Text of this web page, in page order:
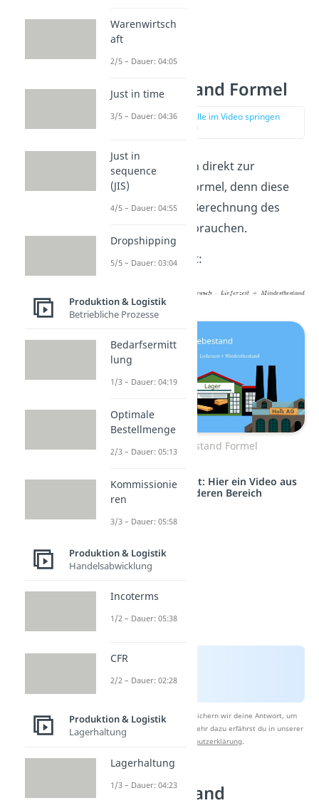
Meldebestand Formel
zur Stelle im Video springen
(00:56)
Kommen wir nun direkt zur
Meldebestand Formel, denn diese
wirst du für die Berechnung des
Meldebestands brauchen.
Die Formel lautet:
Meldebestand Formel
Studyflix vernetzt: Hier ein Video aus
einem anderen Bereich
Nach Beantwortung speichern wir deine Antwort, um
Studyflix zu verbessern. Mehr dazu erfährst du in unserer
Datenschutzerklärung.
Meldebestand
Warenwirtsch
aft
2/5 – Dauer: 04:05
Just in time
3/5 – Dauer: 04:36
Just in
sequence
(JIS)
4/5 – Dauer: 04:55
Dropshipping
5/5 – Dauer: 03:04
Produktion & Logistik
Betriebliche Prozesse
Bedarfsermitt
lung
1/3 – Dauer: 04:19
Optimale
Bestellmenge
2/3 – Dauer: 05:13
Kommissionie
ren
3/3 – Dauer: 05:58
Produktion & Logistik
Handelsabwicklung
Incoterms
1/2 – Dauer: 05:38
CFR
2/2 – Dauer: 02:28
Produktion & Logistik
Lagerhaltung
Lagerhaltung
1/3 – Dauer: 04:23